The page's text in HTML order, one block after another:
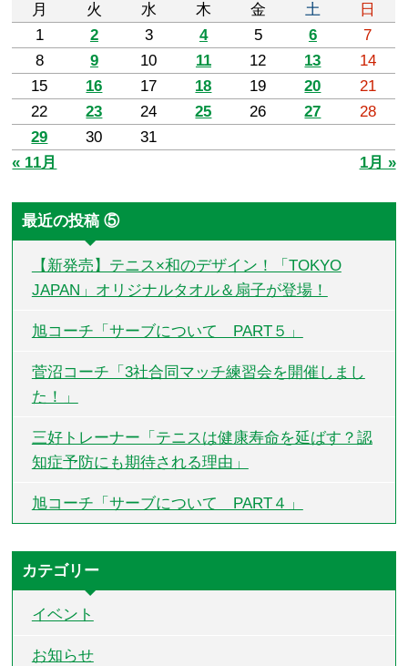
月 火 水 木 金 土
日
1
2 3 4 5 6
7
8
9 10 11 12 13
14
15
16 17 18 19 20
21
22
23 24 25 26 27
28
29
30
31
« 11月
1月 »
最近の投稿 ⑤
【新発売】テニス×和のデザイン！「TOKYO
JAPAN」オリジナルタオル＆扇子が登場！
旭コーチ「サーブについて PART５」
菅沼コーチ「3社合同マッチ練習会を開催しまし
た！」
三好トレーナー「テニスは健康寿命を延ばす？認
知症予防にも期待される理由」
旭コーチ「サーブについて PART４」
カテゴリー
イベント
お知らせ